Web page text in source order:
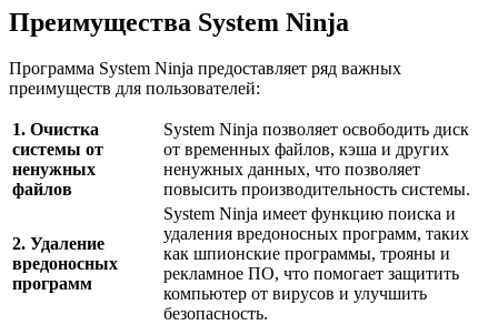
Преимущества System Ninja
Программа System Ninja предоставляет ряд важных
преимуществ для пользователей:
1. Очистка
системы от
ненужных
файлов
System Ninja позволяет освободить диск
от временных файлов, кэша и других
ненужных данных, что позволяет
повысить производительность системы.
2. Удаление
вредоносных
программ
System Ninja имеет функцию поиска и
удаления вредоносных программ, таких
как шпионские программы, трояны и
рекламное ПО, что помогает защитить
компьютер от вирусов и улучшить
безопасность.